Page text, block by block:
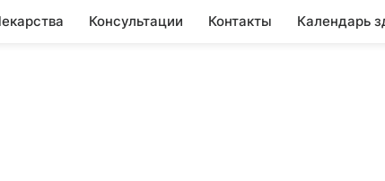
Консультации Контакты Календарь